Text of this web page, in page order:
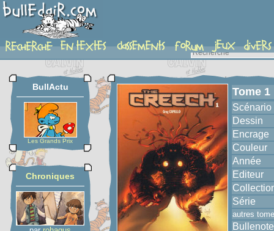
album
BullActu
Les Grands Prix
Chroniques
Tome 1
Scénario
Dessin
Encrage
Couleur
Année
Editeur
Série
autres
Bullenote